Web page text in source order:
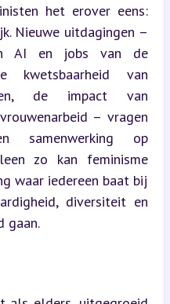
het erover eens:
Nieuwe uitdagingen –
AI en jobs van de
kwetsbaarheid van
de impact van
– vragen
samenwerking op
zo kan feminisme
waar iedereen baat bij
diversiteit en
gaan.